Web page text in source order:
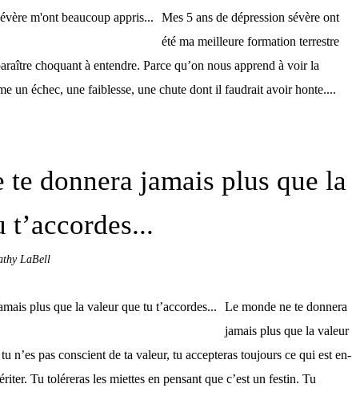
Mes 5 ans de dépression sévère ont
été ma meilleure formation terrestre
choquant à entendre. Parce qu’on nous apprend à voir la
un échec, une faiblesse, une chute dont il faudrait avoir honte....
te donnera jamais plus que la
LaBell
Le monde ne te donnera
jamais plus que la valeur
n’es pas conscient de ta valeur, tu accepteras toujours ce qui est en-
Tu toléreras les miettes en pensant que c’est un festin. Tu